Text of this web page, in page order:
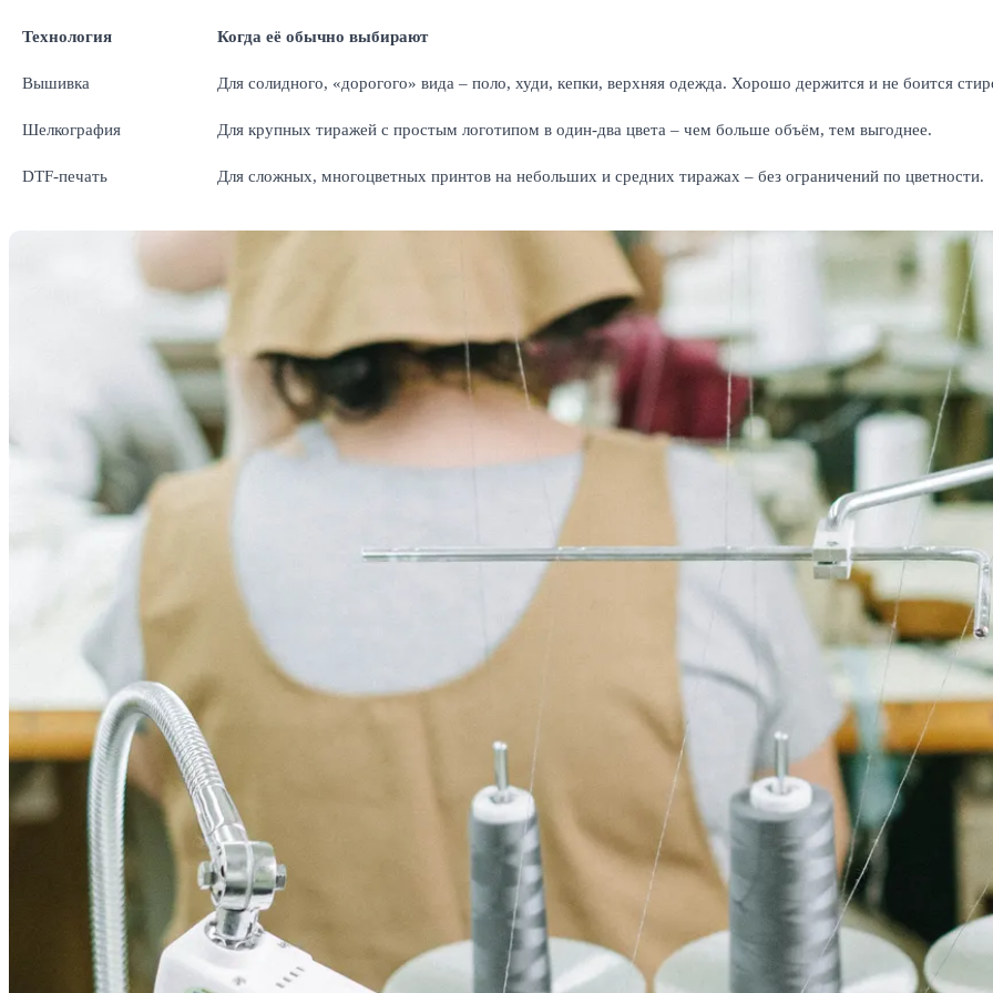
Технология Когда её обычно выбирают
Вышивка Для солидного, «дорогого» вида – поло, худи, кепки, верхняя одежда. Хорошо держится и не боится
Шелкография Для крупных тиражей с простым логотипом в один-два цвета – чем больше объём, тем выгоднее.
DTF-печать Для сложных, многоцветных принтов на небольших и средних тиражах – без ограничений по цветности.